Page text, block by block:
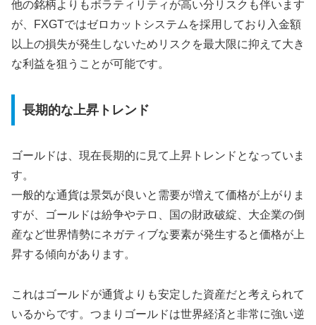
他の銘柄よりもボラティリティが高い分リスクも伴います
が、FXGTではゼロカットシステムを採用しており入金額
以上の損失が発生しないためリスクを最大限に抑えて大き
な利益を狙うことが可能です。
長期的な上昇トレンド
ゴールドは、現在長期的に見て上昇トレンドとなっていま
す。
一般的な通貨は景気が良いと需要が増えて価格が上がりま
すが、ゴールドは紛争やテロ、国の財政破綻、大企業の倒
産など世界情勢にネガティブな要素が発生すると価格が上
昇する傾向があります。
これはゴールドが通貨よりも安定した資産だと考えられて
いるからです。つまり ゴールドは世界経済と非常に強い逆